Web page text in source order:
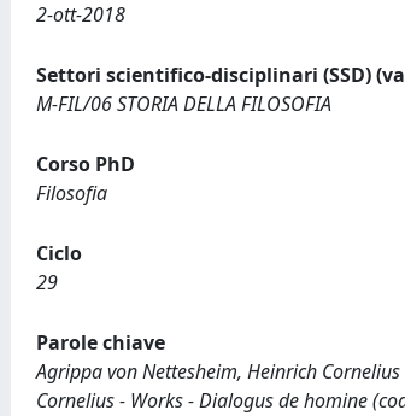
2-ott-2018
Settori scientifico-disciplinari (SSD)
M-FIL/06 STORIA DELLA FILOSOFIA
Corso PhD
Filosofia
Ciclo
29
Parole chiave
Agrippa von Nettesheim, Heinrich
Cornelius - Works - Dialogus de homine